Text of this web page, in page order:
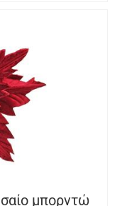
μπορντώ